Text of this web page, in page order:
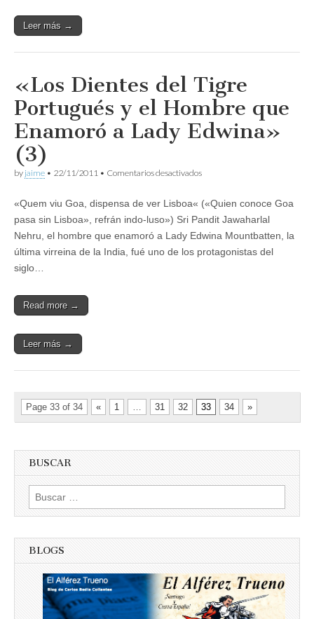
Leer más →
«Los Dientes del Tigre
Portugués y el Hombre que
Enamoró a Lady Edwina»
(3)
by jaime • 22/11/2011 • Comentarios desactivadosen
del
Tigre
y
el
«Quem viu Goa, dispensa de ver Lisboa« («Quien conoce Goa
pasa sin Lisboa», refrán indo-luso») Sri Pandit Jawaharlal
Nehru, el hombre que enamoró a Lady Edwina Mountbatten, la
última virreina de la India, fué uno de los protagonistas del
siglo…
Read more →
Leer más →
Page 33 of 34 « 1 31 32 33 34 »
BUSCAR
Buscar:
BLOGS